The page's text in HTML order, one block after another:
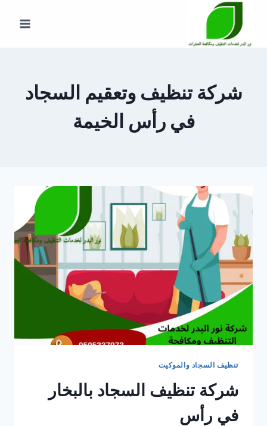
المحتوى
شركة تنظيف وتعقيم السجاد
في رأس الخيمة
تنظيف السجاد والموكيت
شركة تنظيف السجاد بالبخار
في رأس